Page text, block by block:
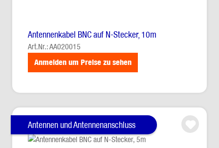
Antennenkabel BNC auf N-Stecker, 10m
Art.Nr.: AA020015
Anmelden um Preise zu sehen
Antennen und Antennenanschluss